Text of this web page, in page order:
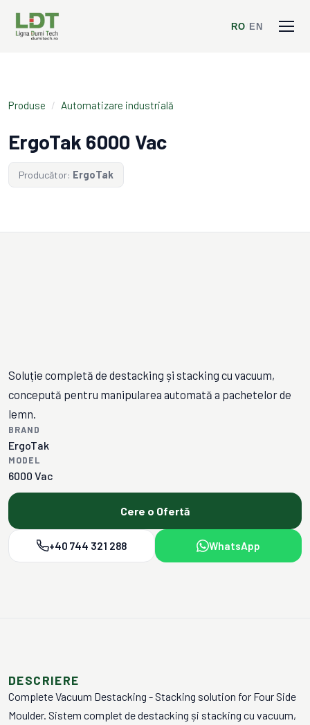
RO EN
Produse / Automatizare industrială
ErgoTak 6000 Vac
Producător: ErgoTak
Soluție completă de destacking și stacking cu vacuum,
concepută pentru manipularea automată a pachetelor de
lemn.
BRAND
ErgoTak
MODEL
6000 Vac
Cere o Ofertă
+40 744 321 288 WhatsApp
DESCRIERE
Complete Vacuum Destacking - Stacking solution for Four Side
Moulder. Sistem complet de destacking și stacking cu vacuum,